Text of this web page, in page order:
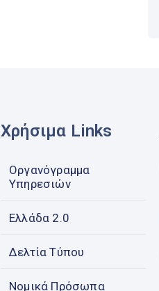
Χρήσιμα Links
Οργανόγραμμα
Υπηρεσιών
Ελλάδα 2.0
Δελτία Τύπου
Νομικά Πρόσωπα